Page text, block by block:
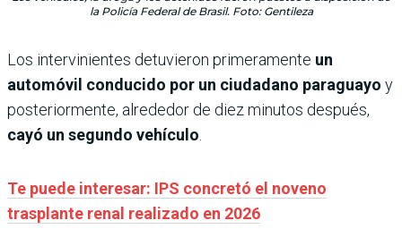
la Policía Federal de Brasil. Foto: Gentileza
Los intervinientes detuvieron primeramente un
automóvil conducido por un ciudadano paraguayo y
posteriormente, alrededor de diez minutos después,
cayó un segundo vehículo.
Te puede interesar: IPS concretó el noveno
trasplante renal realizado en 2026